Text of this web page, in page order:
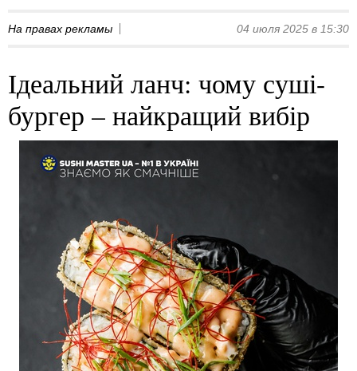
На правах рекламы 04 июля 2025 в 15:30
Ідеальний ланч: чому суші-
бургер – найкращий вибір